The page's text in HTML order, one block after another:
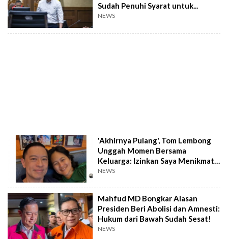
Sudah Penuhi Syarat untuk...
NEWS
'Akhirnya Pulang', Tom Lembong
Unggah Momen Bersama
Keluarga: Izinkan Saya Menikmati
Kebersamaan Ini
NEWS
Mahfud MD Bongkar Alasan
Presiden Beri Abolisi dan Amnesti:
Hukum dari Bawah Sudah Sesat!
NEWS